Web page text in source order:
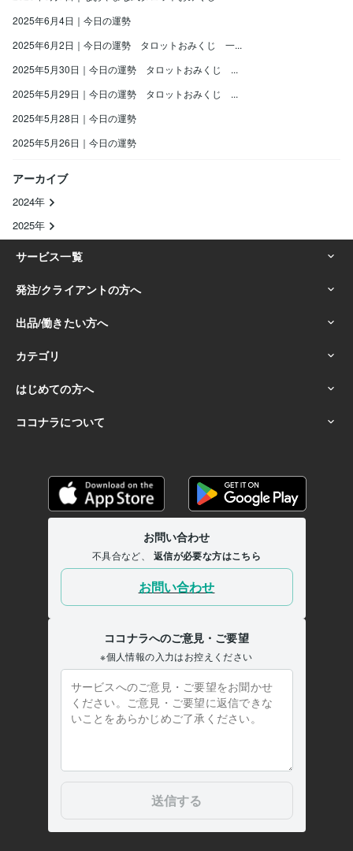
2025年6月4日｜今日の運勢
2025年6月2日｜今日の運勢 タロットおみくじ 一...
2025年5月30日｜今日の運勢 タロットおみくじ ...
2025年5月29日｜今日の運勢 タロットおみくじ ...
2025年5月28日｜今日の運勢
2025年5月26日｜今日の運勢
アーカイブ
2024年
2025年